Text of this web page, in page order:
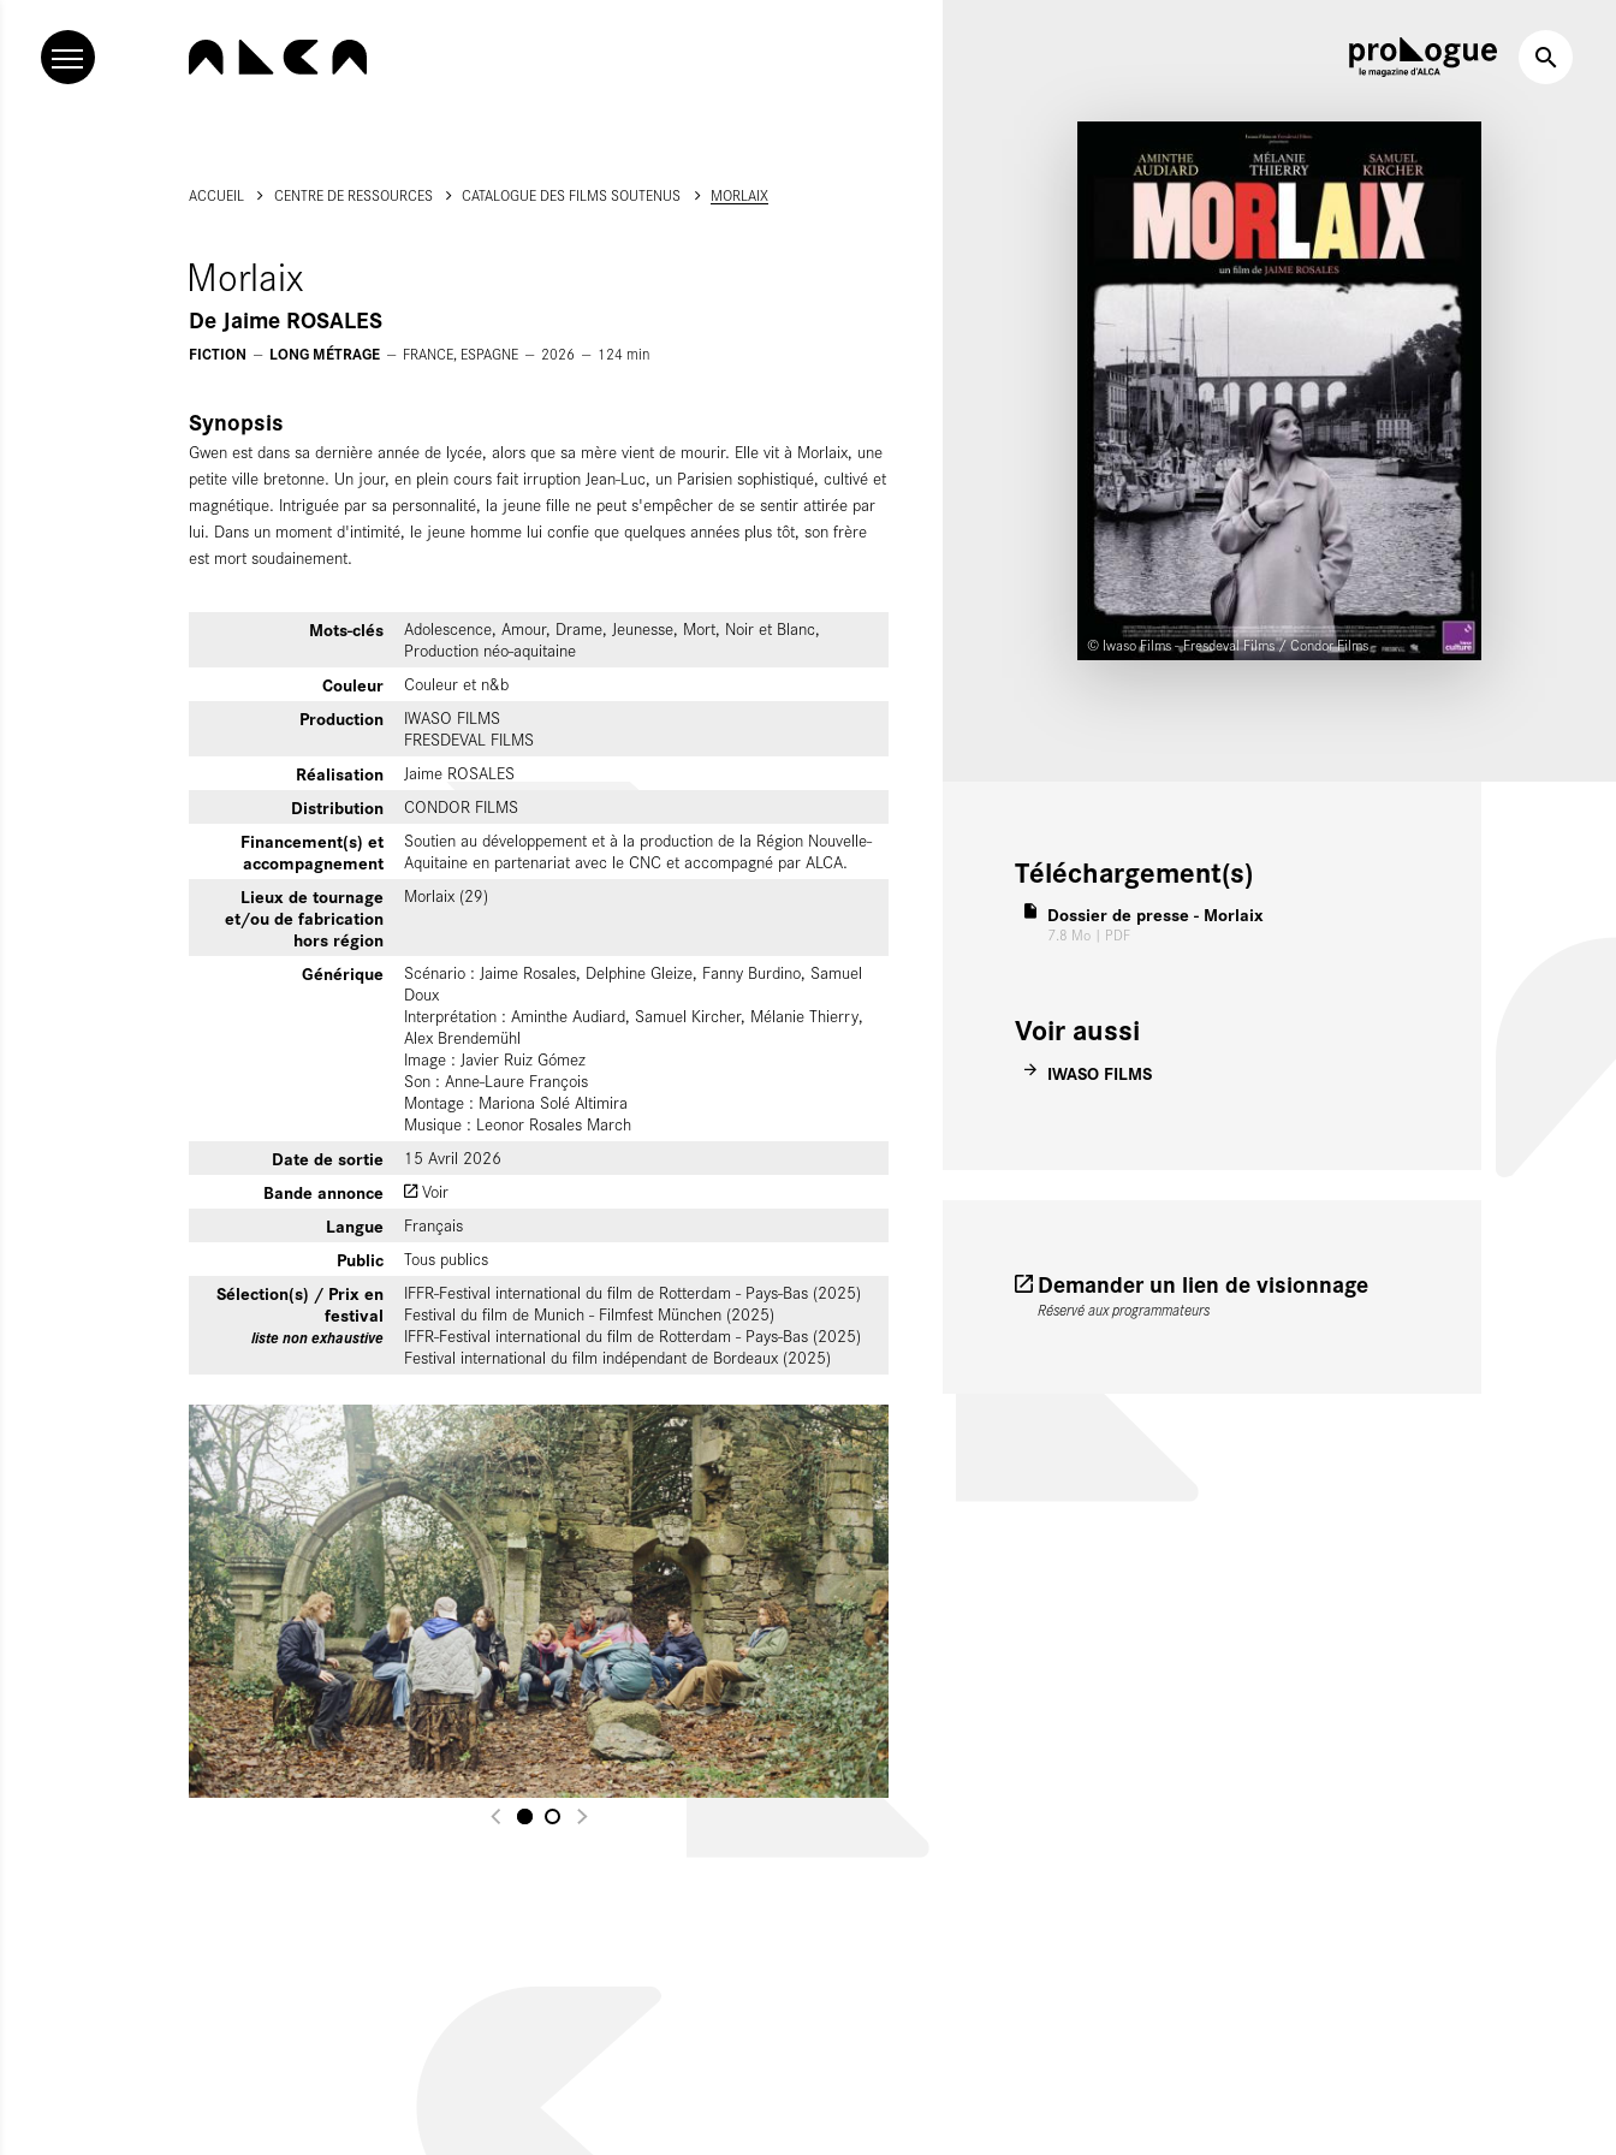
© Iwaso Films - Fresdeval Films / Condor Films
ACCUEIL CENTRE DE RESSOURCES CATALOGUE DES FILMS SOUTENUS MORLAIX
Morlaix
De Jaime ROSALES
FICTION LONG MÉTRAGE FRANCE, ESPAGNE 2026 124 min
Synopsis
Gwen est dans sa dernière année de lycée, alors que sa mère vient de mourir. Elle vit à Morlaix, une
petite ville bretonne. Un jour, en plein cours fait irruption Jean-Luc, un Parisien sophistiqué, cultivé et
magnétique. Intriguée par sa personnalité, la jeune fille ne peut s'empêcher de se sentir attirée par
lui. Dans un moment d'intimité, le jeune homme lui confie que quelques années plus tôt, son frère
est mort soudainement.
Mots-clés
Adolescence, Amour, Drame, Jeunesse, Mort, Noir et Blanc,
Production néo-aquitaine
Couleur Couleur et n&b
Production
IWASO FILMS
FRESDEVAL FILMS
Réalisation Jaime ROSALES
Distribution CONDOR FILMS
Financement(s) et
accompagnement
Soutien au développement et à la production de la Région Nouvelle-
Aquitaine en partenariat avec le CNC et accompagné par ALCA.
Lieux de tournage
et/ou de fabrication
hors région
Morlaix (29)
Générique
Scénario : Jaime Rosales, Delphine Gleize, Fanny Burdino, Samuel
Doux
Interprétation : Aminthe Audiard, Samuel Kircher, Mélanie Thierry,
Alex Brendemühl
Image : Javier Ruiz Gómez
Son : Anne-Laure François
Montage : Mariona Solé Altimira
Musique : Leonor Rosales March
Date de sortie 15 Avril 2026
Bande annonce Voir
Langue Français
Public Tous publics
Sélection(s) / Prix en
festival
liste non exhaustive
IFFR-Festival international du film de Rotterdam - Pays-Bas (2025)
Festival du film de Munich - Filmfest München (2025)
IFFR-Festival international du film de Rotterdam - Pays-Bas (2025)
Festival international du film indépendant de Bordeaux (2025)
Téléchargement(s)
Dossier de presse - Morlaix
7.8 Mo | PDF
Voir aussi
IWASO FILMS
Demander un lien de visionnage
Réservé aux programmateurs